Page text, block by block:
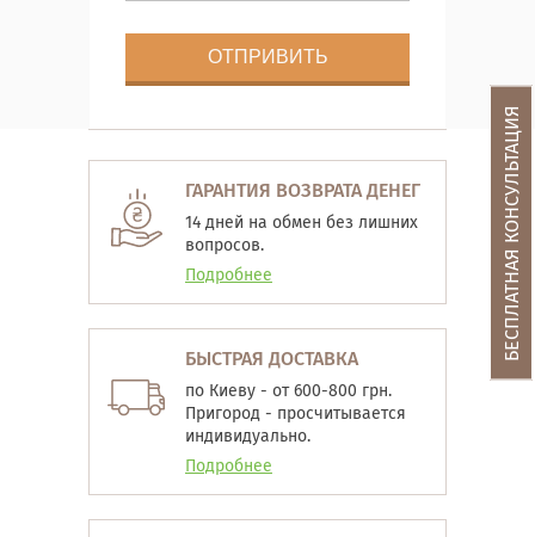
ГАРАНТИЯ ВОЗВРАТА ДЕНЕГ
14 дней на обмен без лишних
вопросов.
Подробнее
БЫСТРАЯ ДОСТАВКА
по Киеву - от 600-800 грн.
Пригород - просчитывается
индивидуально.
Подробнее
БЕСПЛАТНАЯ КОНСУЛЬТАЦИЯ